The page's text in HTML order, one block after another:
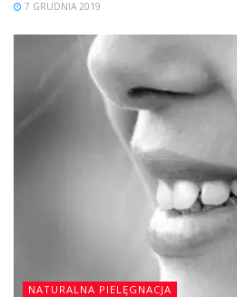
7 GRUDNIA 2019
NATURALNA PIELĘGNACJA